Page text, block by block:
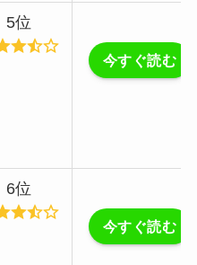
5位
今すぐ読む
6位
今すぐ読む